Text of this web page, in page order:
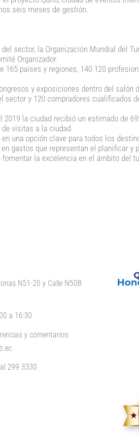
seis meses de gestión.
sector, la Organización Mundial del
Organizador.
países y regiones, 140 120
y exposiciones dentro del
sector y 120 compradores cualificados
la ciudad recibió un estimado de
visitas a la ciudad.
una opción clave para todos los
gastos que representan el planificar y
fomentar la excelencia en el ámbito del
N51-20 y Calle N50B
a 16:30
y comentarios:
299 3330